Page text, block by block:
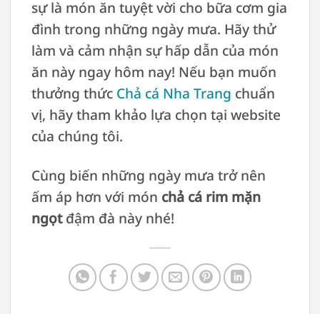
sự là món ăn tuyệt vời cho bữa cơm gia
đình trong những ngày mưa. Hãy thử
làm và cảm nhận sự hấp dẫn của món
ăn này ngay hôm nay! Nếu bạn muốn
thưởng thức Chả cá Nha Trang chuẩn
vị, hãy tham khảo lựa chọn tại website
của chúng tôi.
Cùng biến những ngày mưa trở nên
ấm áp hơn với món chả cá rim mặn
ngọtđậm đà này nhé!